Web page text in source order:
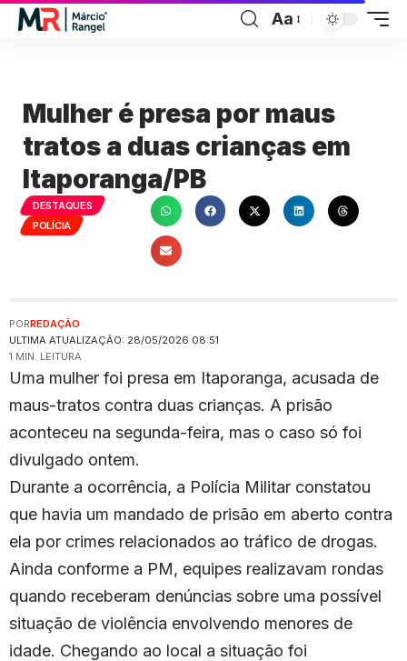
Aa
Mulher é presa por maus
tratos a duas crianças em
Itaporanga/PB
DESTAQUES
POLÍCIA
ULTIMA ATUALIZAÇÃO: 28/05/2026 08:51
PORREDAÇÃO
1 MIN. LEITURA
Uma mulher foi presa em Itaporanga, acusada de
maus-tratos contra duas crianças. A prisão
aconteceu na segunda-feira, mas o caso só foi
divulgado ontem.
Durante a ocorrência, a Polícia Militar constatou
que havia um mandado de prisão em aberto contra
ela por crimes relacionados ao tráfico de drogas.
Ainda conforme a PM, equipes realizavam rondas
quando receberam denúncias sobre uma possível
situação de violência envolvendo menores de
idade. Chegando ao local a situação foi